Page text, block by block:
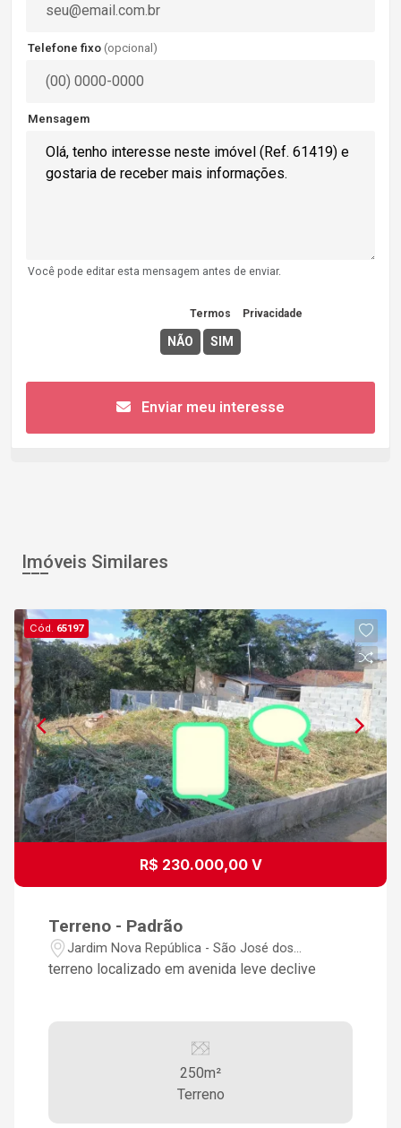
Telefone fixo (opcional)
Mensagem
Você pode editar esta mensagem antes de enviar.
Termos Privacidade
Enviar meu interesse
Imóveis Similares
Cód. 65197
R$ 230.000,00 V
Terreno - Padrão
Jardim Nova República - São José dos
Campos/SP
terreno localizado em avenida leve declive
250m²
Terreno